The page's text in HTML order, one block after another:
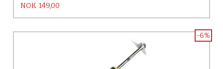
Pris
NOK 149,00
-6%